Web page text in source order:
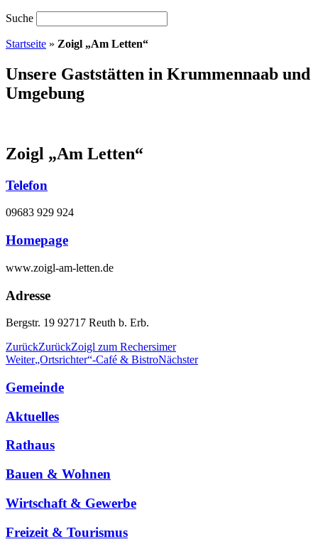
Suche
Startseite » Zoigl „Am Letten“
Unsere Gaststätten in Krummennaab und
Umgebung
Zoigl „Am Letten“
Telefon
09683 929 924
Homepage
www.zoigl-am-letten.de
Adresse
Bergstr. 19 92717 Reuth b. Erb.
ZurückZurückZoigl zum Rechersimer
Weiter„Ortsrichter“-Café & BistroNächster
Gemeinde
Aktuelles
Rathaus
Bauen & Wohnen
Wirtschaft & Gewerbe
Freizeit & Tourismus